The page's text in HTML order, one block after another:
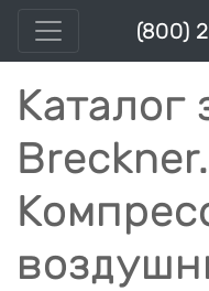
(800)
Каталог
Breckner.